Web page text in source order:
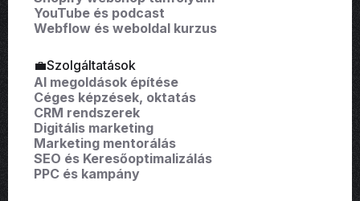
YouTube és podcast
Webflow és weboldal kurzus
💼Szolgáltatások
AI megoldások építése
Céges képzések, oktatás
CRM rendszerek
Digitális marketing
Marketing mentorálás
SEO és Keresőoptimalizálás
PPC és kampány